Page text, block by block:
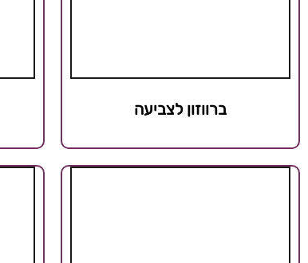
ברווזון לצביעה